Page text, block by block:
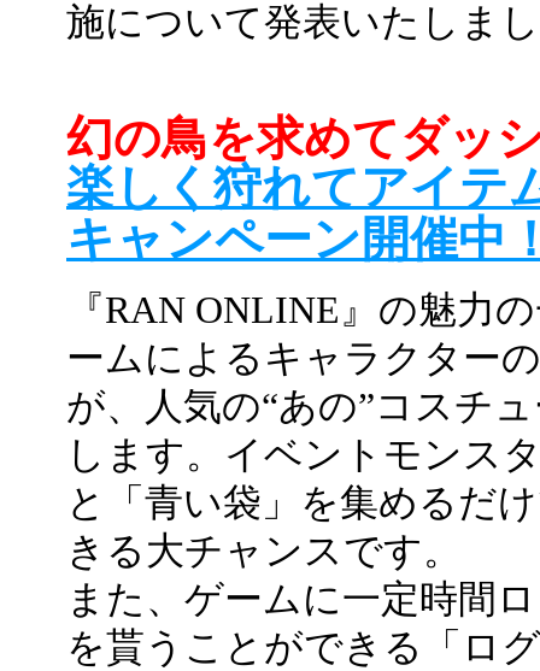
施について発表いたしま
幻の鳥を求めてダッ
楽しく狩れてアイテ
キャンペーン開催中
『RAN ONLINE』の魅力
ームによるキャラクター
が、人気の“あの”コスチ
します。イベントモンス
と「青い袋」を集めるだ
きる大チャンスです。
また、ゲームに一定時間
を貰うことができる「ロ